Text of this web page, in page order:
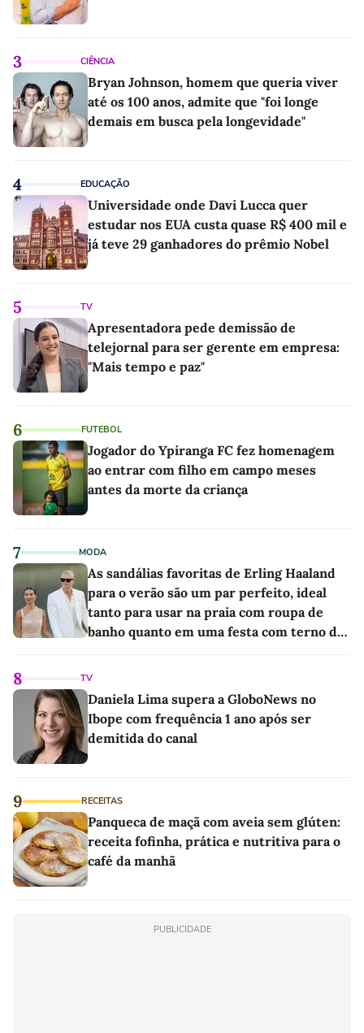
3 CIÊNCIA
Bryan Johnson, homem que queria viver
até os 100 anos, admite que "foi longe
demais em busca pela longevidade"
4 EDUCAÇÃO
Universidade onde Davi Lucca quer
estudar nos EUA custa quase R$ 400 mil e
já teve 29 ganhadores do prêmio Nobel
5 TV
Apresentadora pede demissão de
telejornal para ser gerente em empresa:
"Mais tempo e paz"
6 FUTEBOL
Jogador do Ypiranga FC fez homenagem
ao entrar com filho em campo meses
antes da morte da criança
7 MODA
As sandálias favoritas de Erling Haaland
para o verão são um par perfeito, ideal
tanto para usar na praia com roupa de
banho quanto em uma festa com terno de
8 TV
Daniela Lima supera a GloboNews no
Ibope com frequência 1 ano após ser
demitida do canal
9 RECEITAS
Panqueca de maçã com aveia sem glúten:
receita fofinha, prática e nutritiva para o
café da manhã
PUBLICIDADE